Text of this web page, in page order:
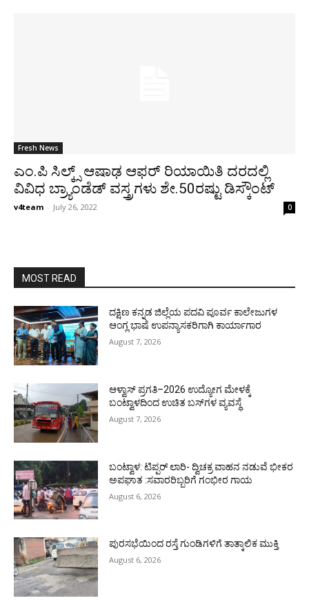
Fresh News
ಎಂ.ಪಿ ಸಿಲ್ಕ್ಸ್ ಆಷಾಢ ಆಫರ್ ರಿಯಾಯಿತಿ ದರದಲ್ಲಿ
ವಿವಿಧ ಬ್ರ್ಯಾಂಡೆಡ್ ವಸ್ತ್ರಗಳು ಶೇ.50ರಷ್ಟು ಡಿಸ್ಕೌಂಟ್
v4team - July 26, 2022 0
MOST READ
ದಕ್ಷಿಣ ಕನ್ನಡ ಜಿಲ್ಲೆಯ ಪದವಿ ಪೂರ್ವ ಕಾಲೇಜುಗಳ
ಆಂಗ್ಲ ಭಾಷೆ ಉಪನ್ಯಾಸಕರಿಗಾಗಿ ಕಾರ್ಯಾಗಾರ
August 7, 2026
ಆಳ್ವಾಸ್ ಪ್ರಗತಿ–2026 ಉದ್ಯೋಗ ಮೇಳಕ್ಕೆ
ಬಂಟ್ವಾಳದಿಂದ ಉಚಿತ ಬಸ್‌ಗಳ ವ್ಯವಸ್ಥೆ
August 7, 2026
ಬಂಟ್ವಾಳ: ಟಿಪ್ಪರ್ ಲಾರಿ- ದ್ವಿಚಕ್ರ ವಾಹನ ನಡುವೆ ಭೀಕರ
ಅಪಘಾತ :ಸವಾರರಿಬ್ಬರಿಗೆ ಗಂಭೀರ ಗಾಯ
August 6, 2026
ಪುರಸಭೆಯಿಂದ ರಸ್ತೆ ಗುಂಡಿಗಳಿಗೆ ತಾತ್ಕಾಲಿಕ ಮುಕ್ತಿ
August 6, 2026